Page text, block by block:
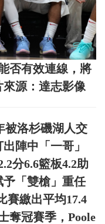
否有效連線，將
源：達志影像
被洛杉磯湖人交
陣中「一哥」
分6.6籃板4.2助
「雙槍」重任
賽繳出平均17.4
奪冠賽季，Poole